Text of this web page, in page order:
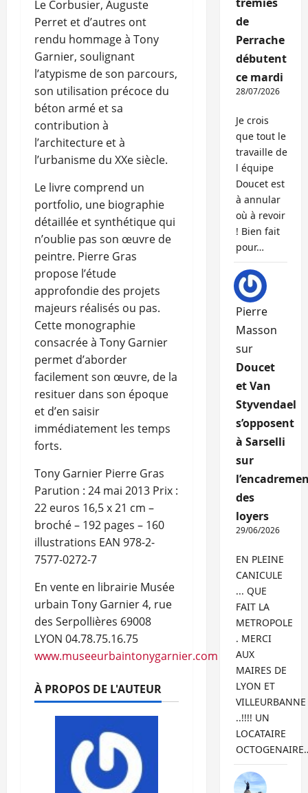
Le Corbusier, Auguste
Perret et d’autres ont
rendu hommage à Tony
Garnier, soulignant
l’atypisme de son parcours,
son utilisation précoce du
béton armé et sa
contribution à
l’architecture et à
l’urbanisme du XXe siècle.
Le livre comprend un
portfolio, une biographie
détaillée et synthétique qui
n’oublie pas son œuvre de
peintre. Pierre Gras
propose l’étude
approfondie des projets
majeurs réalisés ou pas.
Cette monographie
consacrée à Tony Garnier
permet d’aborder
facilement son œuvre, de la
resituer dans son époque
et d’en saisir
immédiatement les temps
forts.
Tony Garnier Pierre Gras
Parution : 24 mai 2013 Prix :
22 euros 16,5 x 21 cm –
broché – 192 pages – 160
illustrations EAN 978-2-
7577-0272-7
En vente en librairie Musée
urbain Tony Garnier 4, rue
des Serpollières 69008
LYON 04.78.75.16.75
www.museeurbaintonygarnier.com
À PROPOS DE L'AUTEUR
de
Perrache
débutent
ce mardi
28/07/2026
Je crois
que tout le
travaille de
l équipe
Doucet est
à annular
où à revoir
! Bien fait
pour…
Pierre
Masson
sur
Doucet
et Van
Styvendael
s’opposent
à Sarselli
sur
des
loyers
29/06/2026
EN PLEINE
CANICULE
... QUE
FAIT LA
METROPOLE
. MERCI
AUX
MAIRES DE
LYON ET
VILLEURBANNE
..!!!! UN
LOCATAIRE